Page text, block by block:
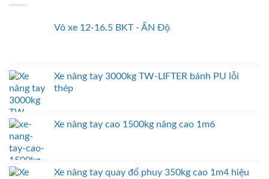
Vỏ xe 12-16.5 BKT - ẤN Độ
Xe nâng tay 3000kg TW-LIFTER bánh PU lỗi
thép
Xe nâng tay cao 1500kg nâng cao 1m6
Xe nâng tay quay đổ phuy 350kg cao 1m4 hiệu